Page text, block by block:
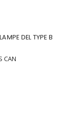
DEL TYPE B
CAN